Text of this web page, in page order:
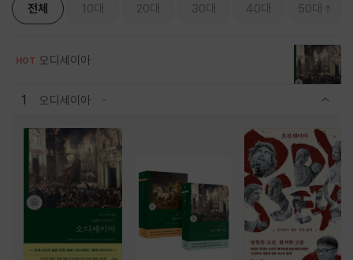
전체 10대 20대 30대 40대 50대
HOT 오디세이아
1 오디세이아